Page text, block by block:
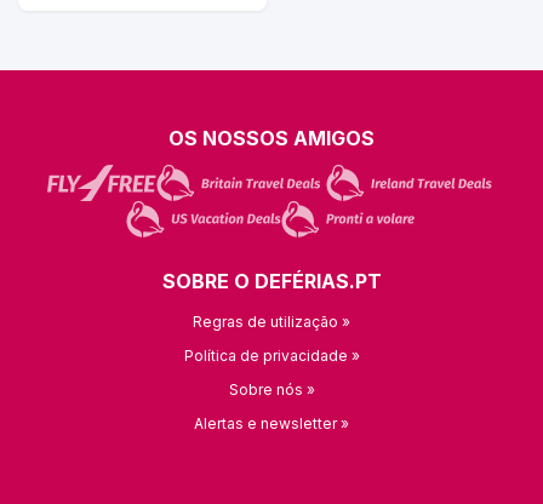
OS NOSSOS AMIGOS
SOBRE O DEFÉRIAS.PT
Regras de utilização »
Política de privacidade »
Sobre nós »
Alertas e newsletter »